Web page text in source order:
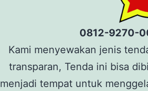
0812-9270-
Kami menyewakan jenis
transparan, Tenda ini bisa
menjadi tempat untuk